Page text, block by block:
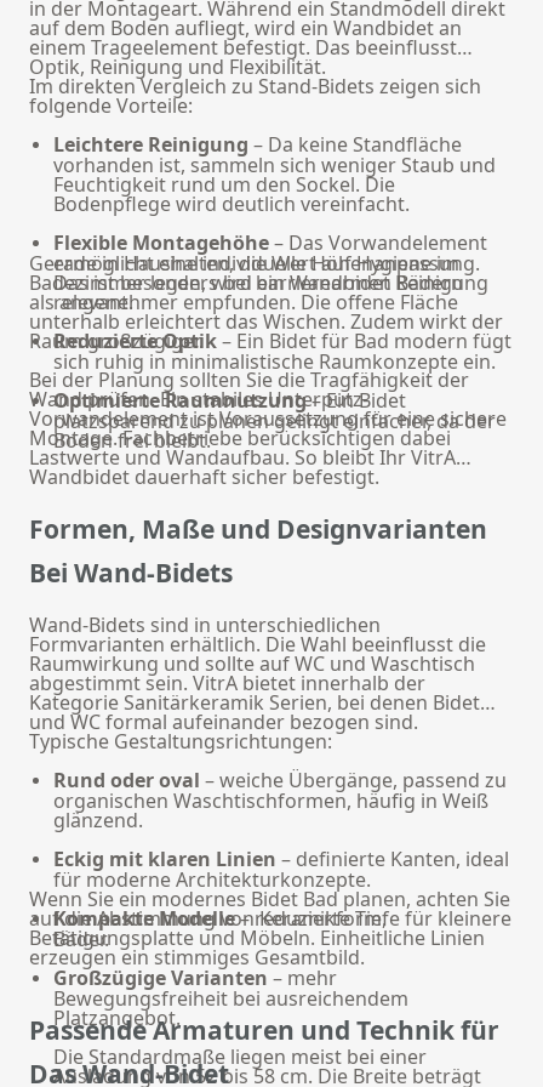
in der Montageart. Während ein Standmodell direkt
auf dem Boden aufliegt, wird ein Wandbidet an
einem Trageelement befestigt. Das beeinflusst
Optik, Reinigung und Flexibilität.
Im direkten Vergleich zu Stand-Bidets zeigen sich
folgende Vorteile:
Leichtere Reinigung – Da keine Standfläche
vorhanden ist, sammeln sich weniger Staub und
Feuchtigkeit rund um den Sockel. Die
Bodenpflege wird deutlich vereinfacht.
Flexible Montagehöhe– Das Vorwandelement
ermöglicht eine individuelle Höhenanpassung.
Das ist besonders bei barrierearmen Bädern
relevant.
Reduzierte Optik– Ein Bidet für Bad modern fügt
sich ruhig in minimalistische Raumkonzepte ein.
Optimierte Raumnutzung– Ein Bidet
platzsparend zu planen gelingt einfacher, da der
Boden frei bleibt.
Gerade in Haushalten, die Wert auf Hygiene im
Badezimmer legen, wird ein Wandbidet Reinigung
als angenehmer empfunden. Die offene Fläche
unterhalb erleichtert das Wischen. Zudem wirkt der
Raum großzügiger.
Bei der Planung sollten Sie die Tragfähigkeit der
Wand prüfen. Ein stabiles Unterputz-
Vorwandelement ist Voraussetzung für eine sichere
Montage. Fachbetriebe berücksichtigen dabei
Lastwerte und Wandaufbau. So bleibt Ihr VitrA
Wandbidet dauerhaft sicher befestigt.
Formen, Maße und Designvarianten
Bei Wand-Bidets
Wand-Bidets sind in unterschiedlichen
Formvarianten erhältlich. Die Wahl beeinflusst die
Raumwirkung und sollte auf WC und Waschtisch
abgestimmt sein. VitrA bietet innerhalb der
Kategorie Sanitärkeramik Serien, bei denen Bidet
und WC formal aufeinander bezogen sind.
Typische Gestaltungsrichtungen:
Rund oder oval – weiche Übergänge, passend zu
organischen Waschtischformen, häufig in Weiß
glänzend.
Eckig mit klaren Linien – definierte Kanten, ideal
für moderne Architekturkonzepte.
Kompakte Modelle– reduzierte Tiefe für kleinere
Bäder.
Großzügige Varianten – mehr
Bewegungsfreiheit bei ausreichendem
Platzangebot.
Die Standardmaße liegen meist bei einer
Ausladung von 52 bis 58 cm. Die Breite beträgt
Wenn Sie ein modernes Bidet Bad planen, achten Sie
auf die Abstimmung von Keramikform,
Betätigungsplatte und Möbeln. Einheitliche Linien
erzeugen ein stimmiges Gesamtbild.
Passende Armaturen und Technik für
Das Wand-Bidet